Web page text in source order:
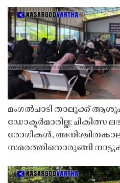
മംഗൽപാടി താലൂക്ക്
ഡോക്ടർമാരില്ല; ചികിത്സ
രോഗികൾ,
സമരത്തിനൊരുങ്ങി